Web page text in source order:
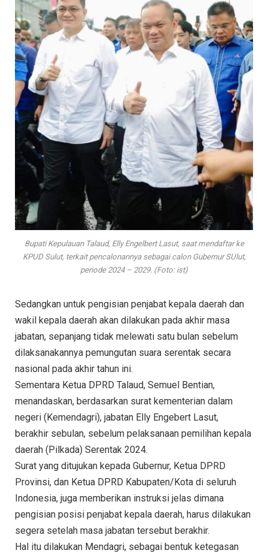
Bupati Kepulauan Talaud, Elly Engelbert Lasut, saat mendaftar ke
KPUD Sulut, terkait pencalonannya sebagai calon Gubernur SUlut,
periode 2024 – 2029. (Foto: ist)
Sedangkan untuk pengisian penjabat kepala daerah dan
wakil kepala daerah akan dilakukan pada akhir masa
jabatan, sepanjang tidak melewati satu bulan sebelum
dilaksanakannya pemungutan suara serentak secara
nasional pada akhir tahun ini.
Sementara Ketua DPRD Talaud, Semuel Bentian,
menandaskan, berdasarkan surat kementerian dalam
negeri (Kemendagri), jabatan Elly Engebert Lasut,
berakhir sebulan, sebelum pelaksanaan pemilihan kepala
daerah (Pilkada) Serentak 2024.
Surat yang ditujukan kepada Gubernur, Ketua DPRD
Provinsi, dan Ketua DPRD Kabupaten/Kota di seluruh
Indonesia, juga memberikan instruksi jelas dimana
pengisian posisi penjabat kepala daerah, harus dilakukan
segera setelah masa jabatan tersebut berakhir.
Hal itu dilakukan Mendagri, sebagai bentuk ketegasan